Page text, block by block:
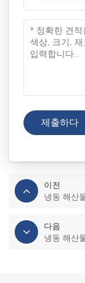
이전
냉동 해산
다음
냉동 해산